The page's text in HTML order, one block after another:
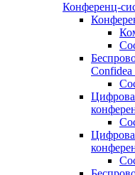
Конференц-